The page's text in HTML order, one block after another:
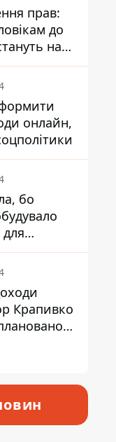
прав:
до
на
онлайн,
Мінсоцполітики
бо
Крапивко